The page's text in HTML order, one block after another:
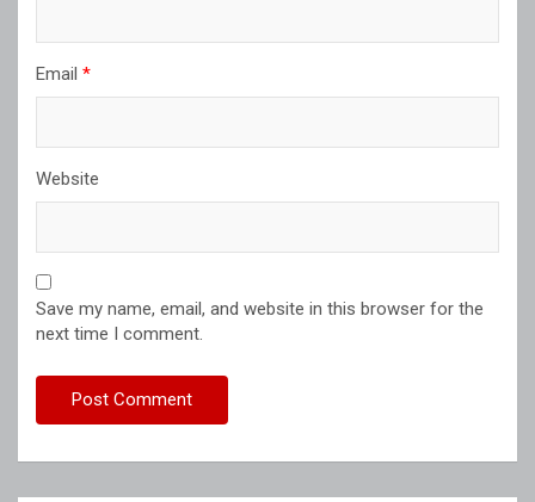
Email *
Website
Save my name, email, and website in this browser for the
next time I comment.